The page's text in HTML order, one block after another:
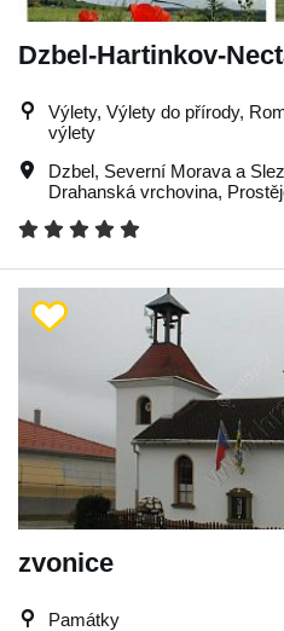
Dzbel-Hartinkov-
Výlety, Výlety do přírody,
výlety
Dzbel, Severní Morava a
Drahanská vrchovina,
zvonice
Památky